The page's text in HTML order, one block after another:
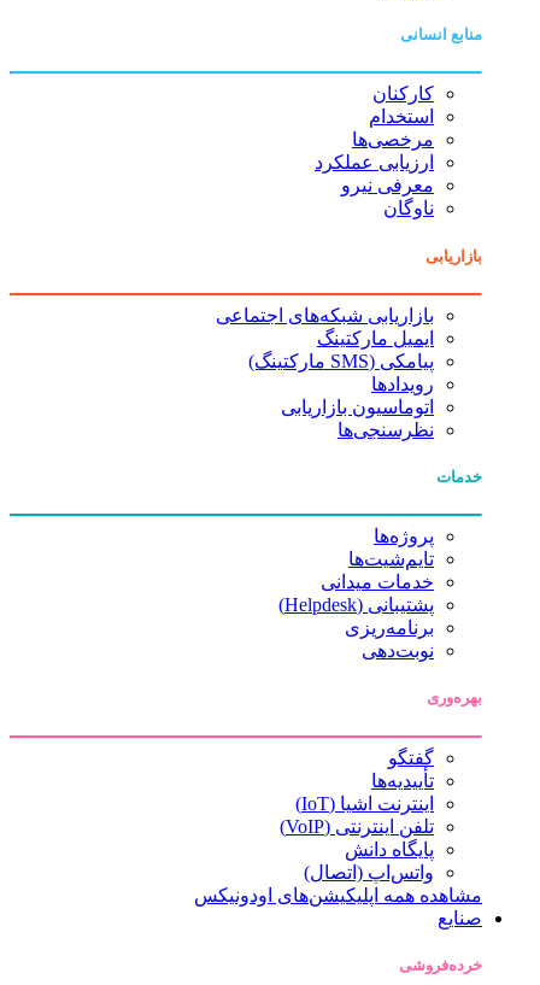
منابع انسانی
کارکنان
استخدام
مرخصی‌ها
ارزیابی عملکرد
معرفی نیرو
ناوگان
بازاریابی
بازاریابی شبکه‌های اجتماعی
ایمیل مارکتینگ
پیامکی (SMS مارکتینگ)
رویدادها
اتوماسیون بازاریابی
نظرسنجی‌ها
خدمات
پروژه‌ها
تایم‌شیت‌ها
خدمات میدانی
پشتیبانی (Helpdesk)
برنامه‌ریزی
نوبت‌دهی
بهره‌وری
گفتگو
تأییدیه‌ها
اینترنت اشیا (IoT)
تلفن اینترنتی (VoIP)
پایگاه دانش
واتس‌اپ (اتصال)
مشاهده همه اپلیکیشن‌های اودونیکس
صنایع
خرده‌فروشی